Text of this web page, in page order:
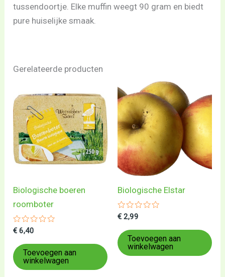
tussendoortje. Elke muffin weegt 90 gram en biedt
pure huiselijke smaak.
Gerelateerde producten
Biologische boeren
roomboter
Gewaardeerd
uit
5
€ 6,40
Toevoegen aan
winkelwagen
Biologische Elstar
Gewaardeerd
uit
5
€ 2,99
Toevoegen aan
winkelwagen